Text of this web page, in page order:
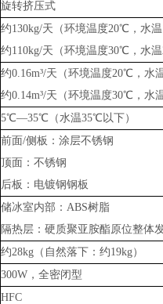
旋转挤压式
约130kg/天（环境温度20℃，水温
约110kg/天（环境温度30℃，水温
约0.16m³/天（环境温度20℃，水
约0.14m³/天（环境温度30℃，水
5℃—35℃（水温35℃以下）
前面/侧板：涂层不锈钢
顶面：不锈钢
后板：电镀钢钢板
储冰室内部：ABS树脂
隔热层：硬质聚亚胺酯原位整体
约28kg（自然落下：约19kg）
300W，全密闭型
HFC